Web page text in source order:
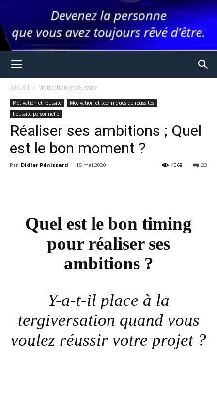
Accueil Motivation et réussite
Motivation et réussite
Motivation et techniques de réussites
Réussite personnelle
Réaliser ses ambitions ; Quel
est le bon moment ?
Par Didier Pénissard - 15 mai 2020 23
4068
Quel est le bon timing
pour réaliser ses
ambitions ?
Y-a-t-il place à la
tergiversation quand vous
voulez réussir votre projet ?